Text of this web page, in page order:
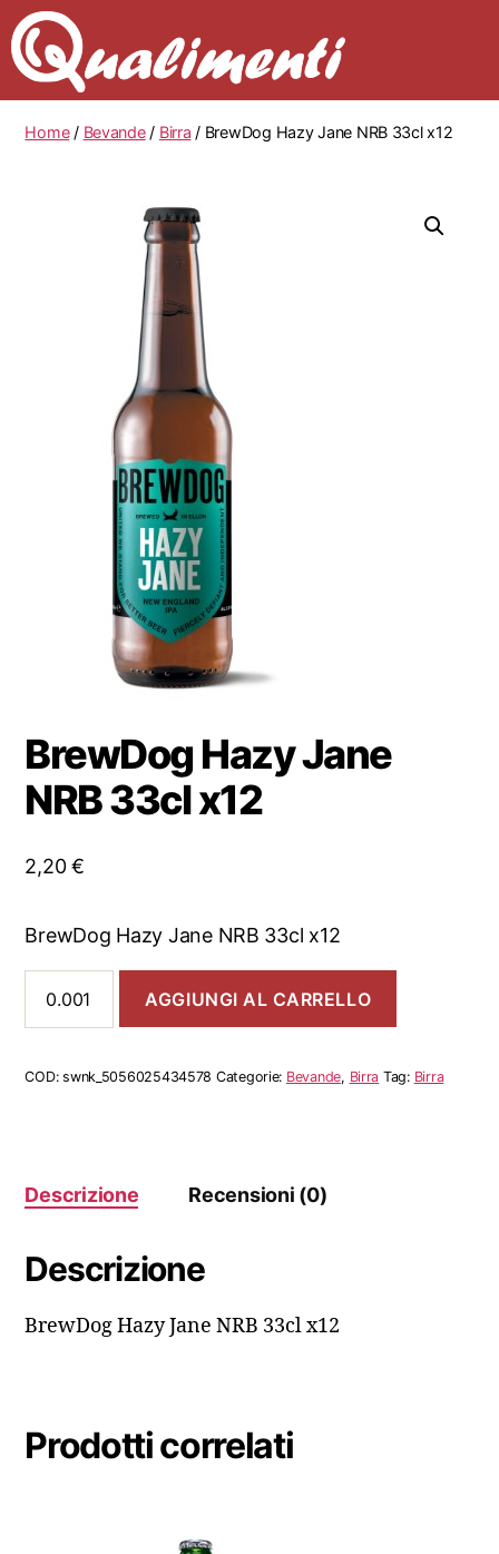
Home/ Bevande/ Birra / BrewDog Hazy Jane NRB 33cl x12
BrewDog Hazy Jane
NRB 33cl x12
2,20€
BrewDog Hazy Jane NRB 33cl x12
Hazy
Jane
33cl
AGGIUNGI AL CARRELLO
COD:swnk_5056025434578 Categorie: Bevande, Birra Tag: Birra
Descrizione Recensioni (0)
Descrizione
BrewDog Hazy Jane NRB 33cl x12
Prodotti correlati